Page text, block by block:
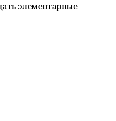
элементарные